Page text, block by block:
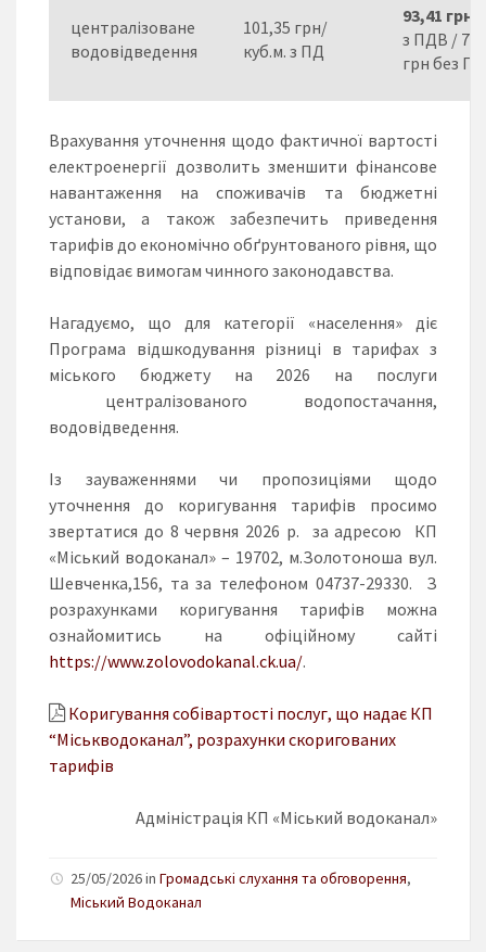
централізоване
водовідведення
101,35 грн/
куб.м. з ПД
93,41 грн
з ПДВ /
грн без
Врахування уточнення щодо фактичної вартості
електроенергії дозволить зменшити фінансове
навантаження на споживачів та бюджетні
установи, а також забезпечить приведення
тарифів до економічно обґрунтованого рівня, що
відповідає вимогам чинного законодавства.
Нагадуємо, що для категорії «населення» діє
Програма відшкодування різниці в тарифах з
міського бюджету на 2026 на послуги
централізованого водопостачання,
водовідведення.
Із зауваженнями чи пропозиціями щодо
уточнення до коригування тарифів просимо
звертатися до 8 червня 2026 р. за адресою КП
«Міський водоканал» – 19702, м.Золотоноша вул.
Шевченка,156, та за телефоном 04737-29330. З
розрахунками коригування тарифів можна
ознайомитись на офіційному сайті
https://www.zolovodokanal.ck.ua/.
Коригування собівартості послуг, що надає КП
“Міськводоканал”, розрахунки скоригованих
тарифів
Адміністрація КП «Міський водоканал»
25/05/2026 in Громадські слухання та обговорення,
Міський Водоканал